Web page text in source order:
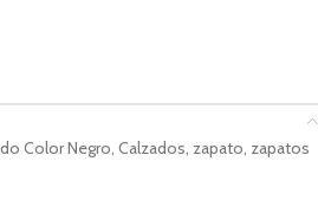
Color Negro, Calzados, zapato, zapatos